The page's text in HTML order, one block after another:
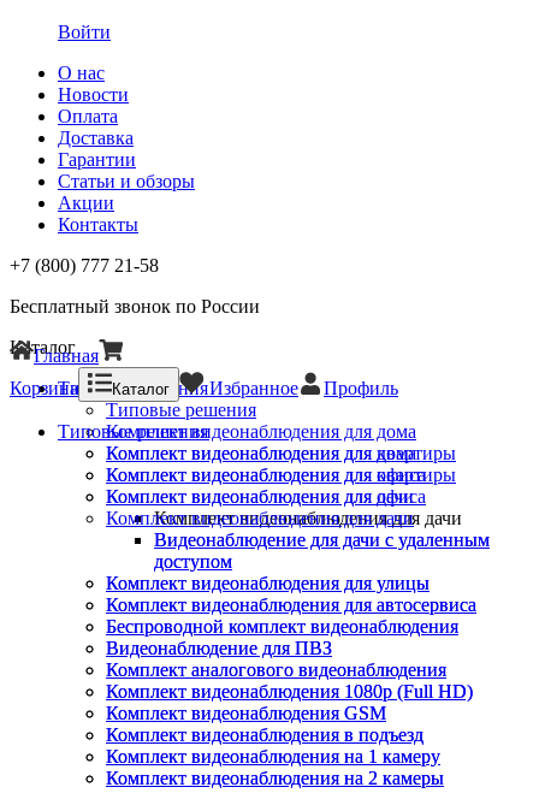
Войти
О нас
Новости
Оплата
Доставка
Гарантии
Статьи и обзоры
Акции
Контакты
+7 (800) 777 21-58
Бесплатный звонок по России
Каталог
Типовые решения
Типовые решения
Комплект видеонаблюдения для дома
Комплект видеонаблюдения для квартиры
Комплект видеонаблюдения для офиса
Комплект видеонаблюдения для дачи
Комплект видеонаблюдения для дачи
Видеонаблюдение для дачи с удаленным
доступом
Комплект видеонаблюдения для улицы
Комплект видеонаблюдения для автосервиса
Беспроводной комплект видеонаблюдения
Видеонаблюдение для ПВЗ
Комплект аналогового видеонаблюдения
Комплект видеонаблюдения 1080p (Full HD)
Комплект видеонаблюдения GSM
Комплект видеонаблюдения в подъезд
Комплект видеонаблюдения на 1 камеру
Комплект видеонаблюдения на 2 камеры
Главная
Корзина
Каталог Избранное Профиль
Типовые решения
Комплект видеонаблюдения для дома
Комплект видеонаблюдения для квартиры
Комплект видеонаблюдения для офиса
Комплект видеонаблюдения для дачи
Видеонаблюдение для дачи с удаленным
доступом
Комплект видеонаблюдения для улицы
Комплект видеонаблюдения для автосервиса
Беспроводной комплект видеонаблюдения
Видеонаблюдение для ПВЗ
Комплект аналогового видеонаблюдения
Комплект видеонаблюдения 1080p (Full HD)
Комплект видеонаблюдения GSM
Комплект видеонаблюдения в подъезд
Комплект видеонаблюдения на 1 камеру
Комплект видеонаблюдения на 2 камеры